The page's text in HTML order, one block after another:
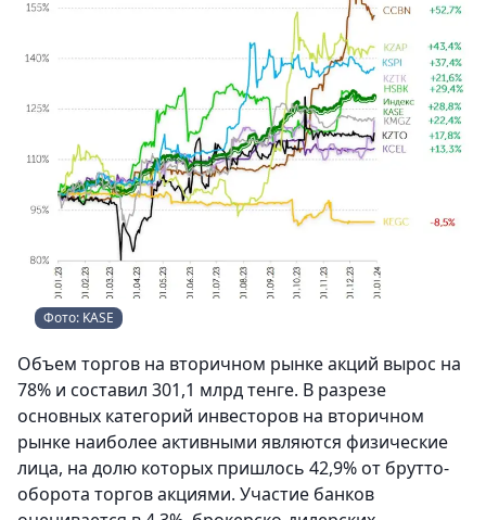
Фото: KASE
Объем торгов на вторичном рынке акций вырос на
78% и составил 301,1 млрд тенге. В разрезе
основных категорий инвесторов на вторичном
рынке наиболее активными являются физические
лица, на долю которых пришлось 42,9% от брутто-
оборота торгов акциями. Участие банков